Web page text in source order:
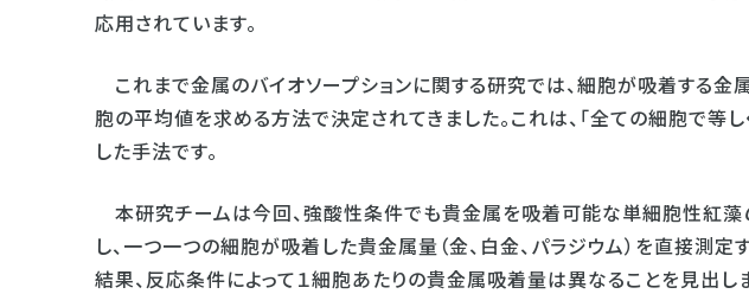
応用されています。
これまで金属のバイオソープションに関する研究では、細胞が吸着する金
胞の平均値を求める方法で決定されてきました。これは、「全ての細胞で等
した手法です。
本研究チームは今回、強酸性条件でも貴金属を吸着可能な単細胞性紅藻
し、一つ一つの細胞が吸着した貴金属量（金、白金、パラジウム）を直接測
結果、反応条件によって１細胞あたりの貴金属吸着量は異なることを見出し